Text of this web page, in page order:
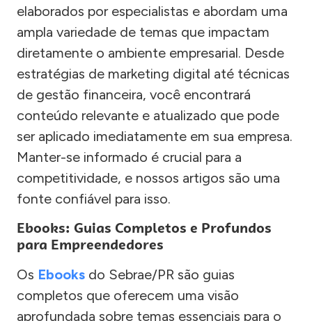
elaborados por especialistas e abordam uma
ampla variedade de temas que impactam
diretamente o ambiente empresarial. Desde
estratégias de marketing digital até técnicas
de gestão financeira, você encontrará
conteúdo relevante e atualizado que pode
ser aplicado imediatamente em sua empresa.
Manter-se informado é crucial para a
competitividade, e nossos artigos são uma
fonte confiável para isso.
Ebooks: Guias Completos e Profundos
para Empreendedores
Os Ebooks do Sebrae/PR são guias
completos que oferecem uma visão
aprofundada sobre temas essenciais para o